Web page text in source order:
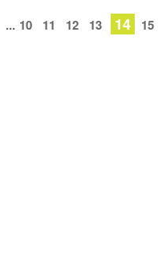
... 10 11 12 13 14 15